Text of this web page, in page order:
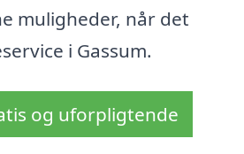
muligheder, når det
i Gassum.
og uforpligtende